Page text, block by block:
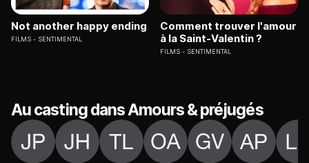
Not another happy ending
FILMS SENTIMENTAL
Comment trouver l'amour
à la Saint-Valentin ?
FILMS SENTIMENTAL
Au casting dans Amours & préjugés